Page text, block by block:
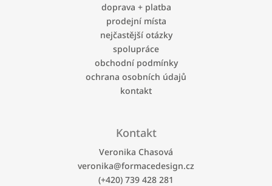
c
í
p
r
v
k
y
v
i
s
u
doprava + platba
prodejní místa
nejčastější otázky
spolupráce
obchodní podmínky
ochrana osobních údajů
kontakt
Kontakt
Veronika Chasová
veronika@formacedesign.cz
(+420) 739 428 281